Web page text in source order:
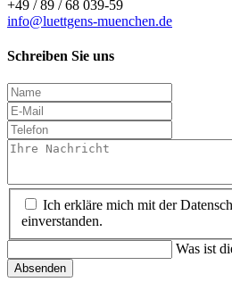
+49 / 89 / 68 039-59
info@luettgens-muenchen.de
Schreiben Sie uns
Ich erkläre mich mit der
einverstanden.
Was ist
Absenden